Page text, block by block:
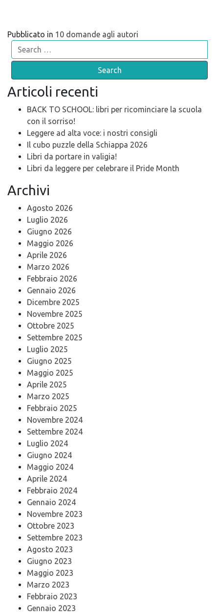
Pubblicato in 10 domande agli autori
Search
Articoli recenti
BACK TO SCHOOL: libri per ricominciare la scuola
con il sorriso!
Leggere ad alta voce: i nostri consigli
Il cubo puzzle della Schiappa 2026
Libri da portare in valigia!
Libri da leggere per celebrare il Pride Month
Archivi
Agosto 2026
Luglio 2026
Giugno 2026
Maggio 2026
Aprile 2026
Marzo 2026
Febbraio 2026
Gennaio 2026
Dicembre 2025
Novembre 2025
Ottobre 2025
Settembre 2025
Luglio 2025
Giugno 2025
Maggio 2025
Aprile 2025
Marzo 2025
Febbraio 2025
Novembre 2024
Settembre 2024
Luglio 2024
Giugno 2024
Maggio 2024
Aprile 2024
Febbraio 2024
Gennaio 2024
Novembre 2023
Ottobre 2023
Settembre 2023
Agosto 2023
Giugno 2023
Maggio 2023
Marzo 2023
Febbraio 2023
Gennaio 2023